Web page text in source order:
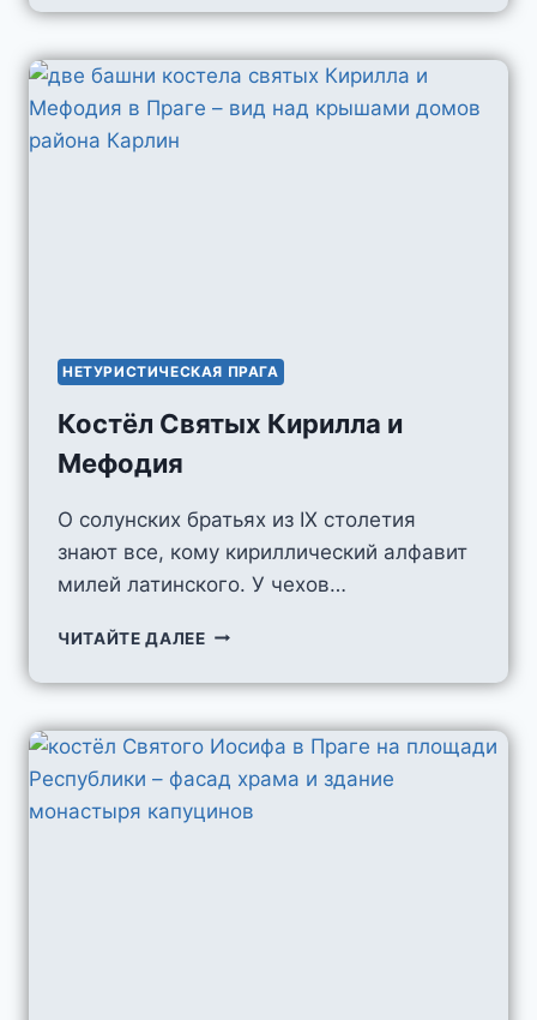
NOVÁKŮ
НЕТУРИСТИЧЕСКАЯ ПРАГА
Костёл Святых Кирилла и
Мефодия
О солунских братьях из IX столетия
знают все, кому кириллический алфавит
милей латинского. У чехов…
ЧИТАЙТЕ ДАЛЕЕКОСТЁЛ
КИРИЛЛА
МЕФОДИЯ